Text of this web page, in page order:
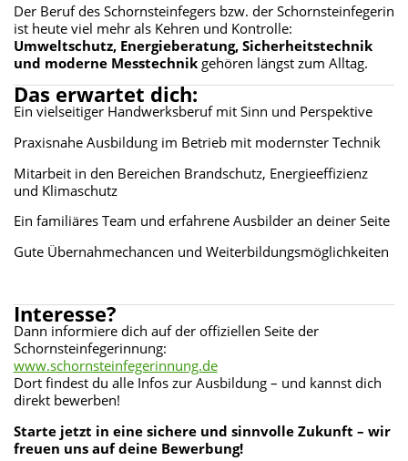
Der Beruf des Schornsteinfegers bzw. der Schornsteinfegerin
ist heute viel mehr als Kehren und Kontrolle:
Umweltschutz, Energieberatung, Sicherheitstechnik
und moderne Messtechnikgehören längst zum Alltag.
Das erwartet dich:
Ein vielseitiger Handwerksberuf mit Sinn und Perspektive
Praxisnahe Ausbildung im Betrieb mit modernster Technik
Mitarbeit in den Bereichen Brandschutz, Energieeffizienz
und Klimaschutz
Ein familiäres Team und erfahrene Ausbilder an deiner Seite
Gute Übernahmechancen und Weiterbildungsmöglichkeiten
Interesse?
Dann informiere dich auf der offiziellen Seite der
Schornsteinfegerinnung:
www.schornsteinfegerinnung.de
Dort findest du alle Infos zur Ausbildung – und kannst dich
direkt bewerben!
Starte jetzt in eine sichere und sinnvolle Zukunft – wir
freuen uns auf deine Bewerbung!